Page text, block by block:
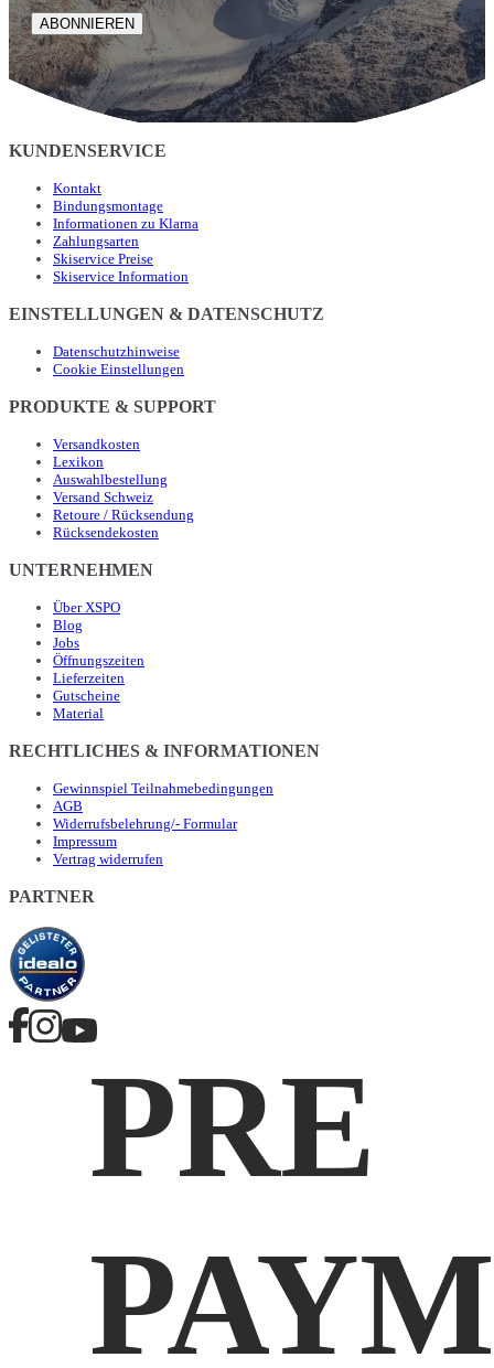
ABONNIEREN
KUNDENSERVICE
Kontakt
Bindungsmontage
Informationen zu Klarna
Zahlungsarten
Skiservice Preise
Skiservice Information
EINSTELLUNGEN & DATENSCHUTZ
Datenschutzhinweise
Cookie Einstellungen
PRODUKTE & SUPPORT
Versandkosten
Lexikon
Auswahlbestellung
Versand Schweiz
Retoure / Rücksendung
Rücksendekosten
UNTERNEHMEN
Über XSPO
Blog
Jobs
Öffnungszeiten
Lieferzeiten
Gutscheine
Material
RECHTLICHES & INFORMATIONEN
Gewinnspiel Teilnahmebedingungen
AGB
Widerrufsbelehrung/- Formular
Impressum
Vertrag widerrufen
PARTNER